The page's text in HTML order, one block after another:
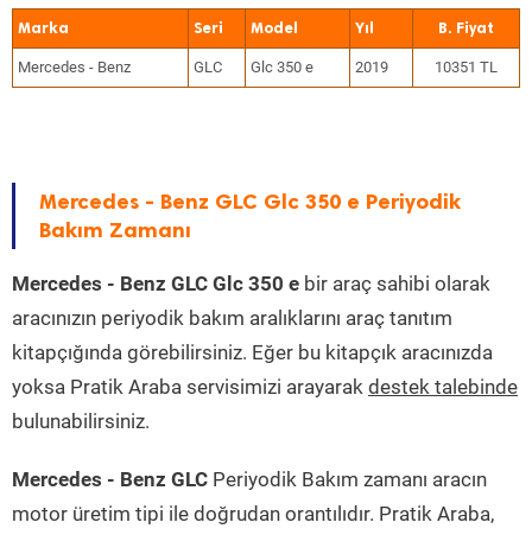
Marka Seri Model Yıl
Mercedes - Benz GLC Glc 350 e 2019 10351 TL
Mercedes - Benz GLC Glc 350 e Periyodik
Bakım Zamanı
Mercedes - Benz GLC Glc 350 e bir araç sahibi olarak
aracınızın periyodik bakım aralıklarını araç tanıtım
kitapçığında görebilirsiniz. Eğer bu kitapçık aracınızda
yoksa Pratik Araba servisimizi arayarak destek talebinde
bulunabilirsiniz.
Mercedes - Benz GLC Periyodik Bakım zamanı aracın
motor üretim tipi ile doğrudan orantılıdır. Pratik Araba,